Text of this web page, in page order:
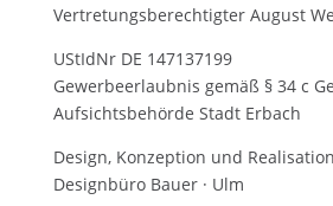
Vertretungsberechtigter August
UStIdNr DE 147137199
Gewerbeerlaubnis gemäß § 34 c
Aufsichtsbehörde Stadt Erbach
Design, Konzeption und Realisation
Designbüro Bauer · Ulm